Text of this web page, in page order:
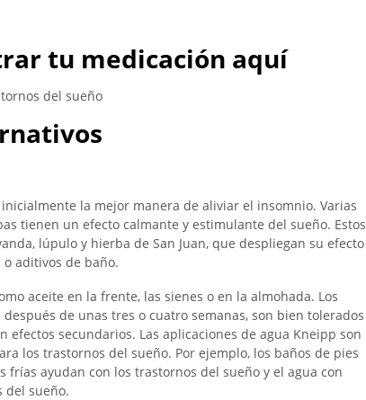
tu medicación aquí
del sueño
la mejor manera de aliviar el insomnio. Varias
tienen un efecto calmante y estimulante del sueño. Estos
lúpulo y hierba de San Juan, que despliegan su efecto
aditivos de baño.
aceite en la frente, las sienes o en la almohada. Los
de unas tres o cuatro semanas, son bien tolerados
efectos secundarios. Las aplicaciones de agua Kneipp son
los trastornos del sueño. Por ejemplo, los baños de pies
frías ayudan con los trastornos del sueño y el agua con
del sueño.